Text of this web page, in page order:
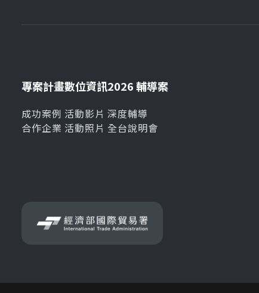
專案計畫
成功案例
合作企業
數位資訊
活動影片
活動照片
2026 輔導案
深度輔導
全台說明會